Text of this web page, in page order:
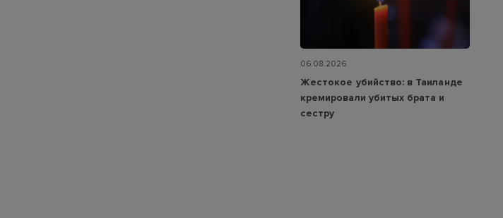
06.08.2026
Жестокое убийство: в Таиланде
кремировали убитых брата и
сестру